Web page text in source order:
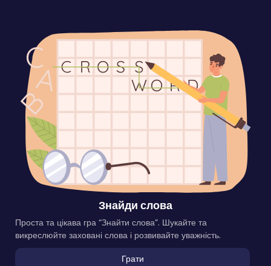
Знайди слова
Проста та цікава гра “Знайти слова”. Шукайте та
викреслюйте заховані слова і розвивайте уважність.
Грати